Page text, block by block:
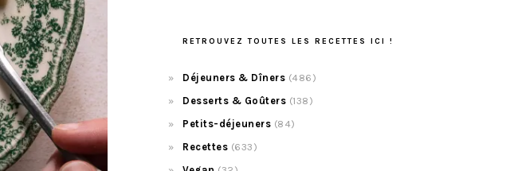
RETROUVEZ TOUTES LES RECETTES ICI !
Déjeuners & Dîners (486)
Desserts & Goûters (138)
Petits-déjeuners (84)
Recettes (633)